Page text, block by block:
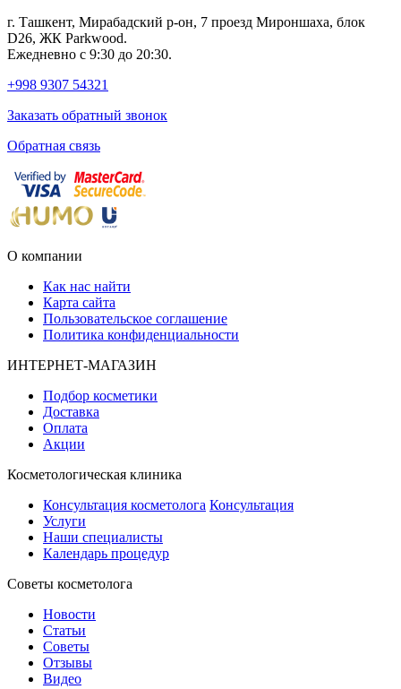
г. Ташкент, Мирабадский р-он, 7 проезд Мироншаха, блок
D26, ЖК Раrkwood.
Ежедневно с 9:30 до 20:30.
+998 9307 54321
Заказать обратный звонок
Обратная связь
О компании
Как нас найти
Карта сайта
Пользовательское соглашение
Политика конфиденциальности
ИНТЕРНЕТ-МАГАЗИН
Подбор косметики
Доставка
Оплата
Акции
Косметологическая клиника
Консультация косметолога Консультация
Услуги
Наши специалисты
Календарь процедур
Cоветы косметолога
Новости
Статьи
Советы
Отзывы
Видео